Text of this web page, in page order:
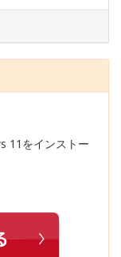
11をインストー